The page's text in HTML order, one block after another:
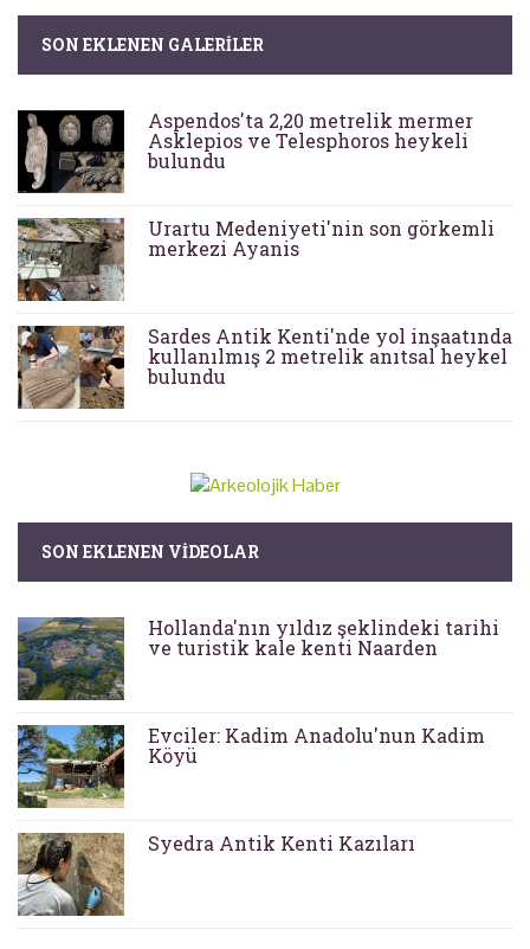
SON EKLENEN GALERILER
Aspendos'ta 2,20 metrelik mermer
Asklepios ve Telesphoros heykeli
bulundu
Urartu Medeniyeti'nin son görkemli
merkezi Ayanis
Sardes Antik Kenti'nde yol inşaatında
kullanılmış 2 metrelik anıtsal heykel
bulundu
SON EKLENEN VIDEOLAR
Hollanda'nın yıldız şeklindeki tarihi
ve turistik kale kenti Naarden
Evciler: Kadim Anadolu'nun Kadim
Köyü
Syedra Antik Kenti Kazıları